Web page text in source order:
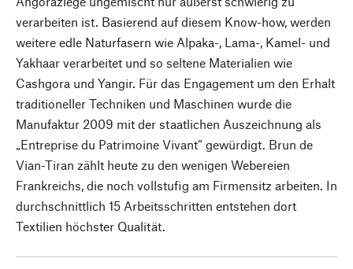
verarbeiten ist. Basierend auf diesem Know-how, werden
weitere edle Naturfasern wie Alpaka-, Lama-, Kamel- und
Yakhaar verarbeitet und so seltene Materialien wie
Cashgora und Yangir. Für das Engagement um den Erhalt
traditioneller Techniken und Maschinen wurde die
Manufaktur 2009 mit der staatlichen Auszeichnung als
„Entreprise du Patrimoine Vivant“ gewürdigt. Brun de
Vian-Tiran zählt heute zu den wenigen Webereien
Frankreichs, die noch vollstufig am Firmensitz arbeiten. In
durchschnittlich 15 Arbeitsschritten entstehen dort
Textilien höchster Qualität.